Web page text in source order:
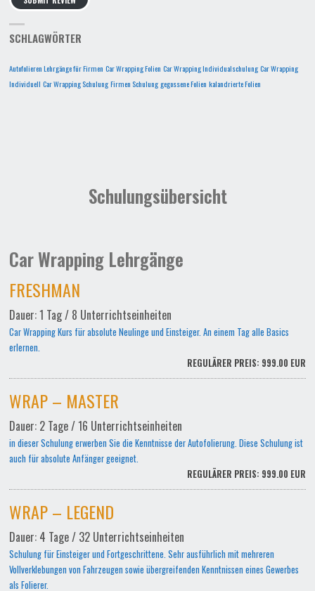
SCHLAGWÖRTER
Autofolieren Lehrgänge für Firmen Car Wrapping Folien Car Wrapping Individualschulung Car Wrapping
Individuell Car Wrapping Schulung Firmen Schulung gegossene Folien kalandrierte Folien
Schulungsübersicht
Car Wrapping Lehrgänge
FRESHMAN
Dauer: 1 Tag / 8 Unterrichtseinheiten
Car Wrapping Kurs für absolute Neulinge und Einsteiger. An einem Tag alle Basics
erlernen.
REGULÄRER PREIS: 999.00 EUR
WRAP – MASTER
Dauer: 2 Tage / 16 Unterrichtseinheiten
in dieser Schulung erwerben Sie die Kenntnisse der Autofolierung. Diese Schulung ist
auch für absolute Anfänger geeignet.
REGULÄRER PREIS: 999.00 EUR
WRAP – LEGEND
Dauer: 4 Tage / 32 Unterrichtseinheiten
Schulung für Einsteiger und Fortgeschrittene. Sehr ausführlich mit mehreren
Vollverklebungen von Fahrzeugen sowie übergreifenden Kenntnissen eines Gewerbes
als Folierer.